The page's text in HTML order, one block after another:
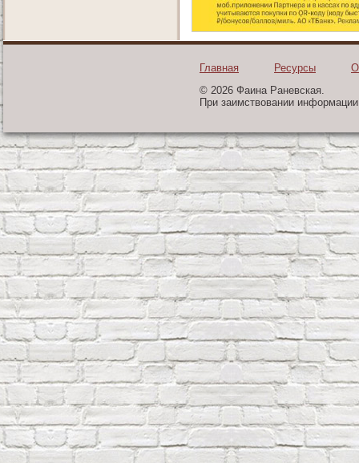
Главная Ресурсы
© 2026 Фаина Раневская.
При заимствовании